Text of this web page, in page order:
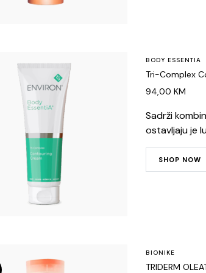
BODY ESSENTIA
Tri-Complex
94,00 KM
Sadrži
ostavljaju je
SHOP NOW
BIONIKE
TRIDERM